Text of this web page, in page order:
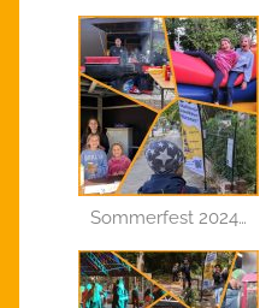
Sommerfest 2024…